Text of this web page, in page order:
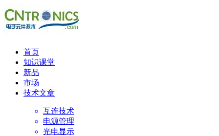
首页
知识课堂
新品
市场
技术文章
互连技术
电源管理
光电显示